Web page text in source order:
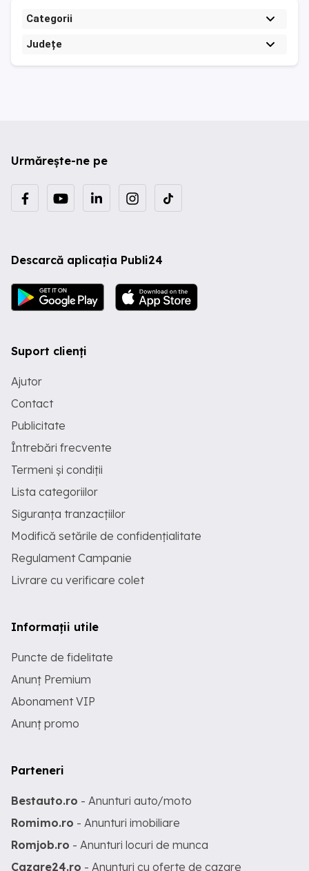
Categorii
Județe
Urmărește-ne pe
Descarcă aplicația Publi24
Suport clienți
Ajutor
Contact
Publicitate
Întrebări frecvente
Termeni și condiții
Lista categoriilor
Siguranța tranzacțiilor
Modifică setările de confidențialitate
Regulament Campanie
Livrare cu verificare colet
Informații utile
Puncte de fidelitate
Anunț Premium
Abonament VIP
Anunț promo
Parteneri
Bestauto.ro - Anunturi auto/moto
Romimo.ro - Anunturi imobiliare
Romjob.ro - Anunturi locuri de munca
Cazare24.ro - Anunturi cu oferte de cazare